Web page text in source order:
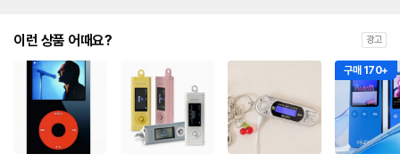
이런 상품 어때요? 광고
구매 170+